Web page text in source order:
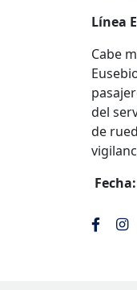
Línea
Cabe
del
de
Fecha: